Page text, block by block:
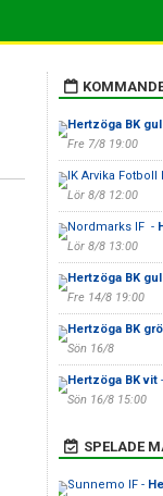
Hertzöga BK gul
Fre 7/8 19:00
IK Arvika Fotboll
Lör 8/8 12:00
Nordmarks IF -
Lör 8/8 13:00
Hertzöga BK gul
Fre 14/8 19:00
Hertzöga BK
Sön 16/8
Hertzöga BK vit
Sön 16/8 15:00
SPELADE
Sunnemo IF -